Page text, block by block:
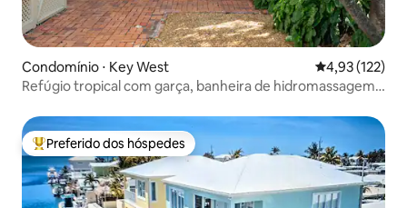
Condomínio ⋅ Key West 4,93 de uma
4,93 (122)
Refúgio tropical com garça, banheira de hidromassagem
Entre os melhores preferidos dos hóspedes
Preferido dos hóspedes